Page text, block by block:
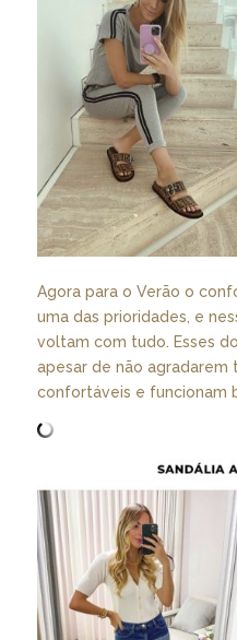
Agora para o Verão o
uma das prioridades, e
voltam com tudo. Esses
apesar de não agradarem
confortáveis e funcionam